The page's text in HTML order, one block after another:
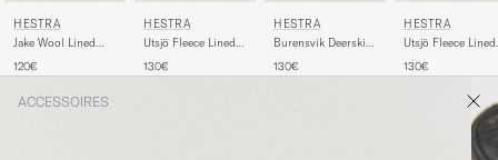
HESTRA
Jake Wool Lined
120€
HESTRA
Utsjö Fleece Lined
Glove Espresso
130€
HESTRA
Burensvik Deerskin
Chocolate
130€
HESTRA
Utsjö Fleece Lined
Glove Chestnut
130€
ACCESSOIRES